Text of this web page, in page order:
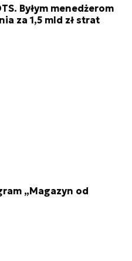
Byłym menedżerom
za 1,5 mld zł strat
„Magazyn od